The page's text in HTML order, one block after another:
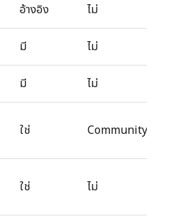
อ้างอิง ไม่
มี ไม่
มี ไม่
ใช่ Community
ใช่ ไม่